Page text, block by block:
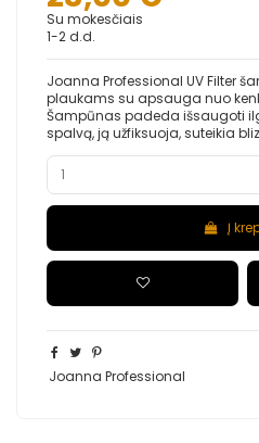
Su mokesčiais
1-2 d.d.
Joanna Professional UV Filter
plaukams su apsauga nuo
Šampūnas padeda išsaugoti
spalvą, ją užfiksuoja, suteikia
Į
Joanna Professional